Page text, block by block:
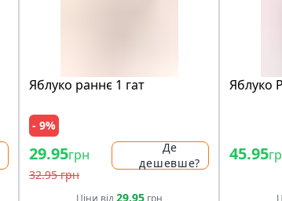
Яблуко раннє 1 гат
- 9%
29.95грн
32.95 грн
Де
дешевше?
Ціни від29.95грн
Яблуко
45.95